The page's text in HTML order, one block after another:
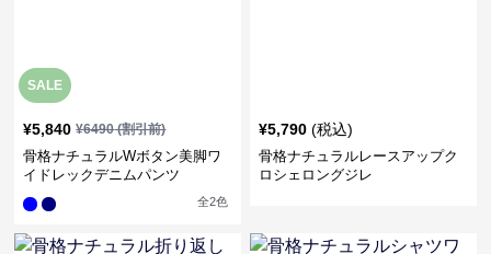
SALE
¥5,840 ¥6490(割引前)
骨格ナチュラルWボタン美脚ワ
イドレックデニムパンツ
全2色
¥5,790 (税込)
骨格ナチュラルレースアップク
ロシェロングジレ